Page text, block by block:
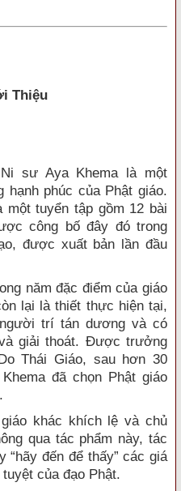
Thiệu
sư Aya Khema là một
hạnh phúc của Phật giáo.
tuyển tập gồm 12 bài
công bố đây đó trong
được xuất bản lần đầu
năm đặc điểm của giáo
lại là thiết thực hiện tại,
trí tán dương và có
giải thoát. Được trưởng
Thái Giáo, sau hơn 30
đã chọn Phật giáo
khác khích lệ và chủ
qua tác phẩm này, tác
đến để thấy” các giá
của đạo Phật.